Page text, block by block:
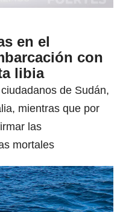
en el
con
libia
de Sudán,
mientras que por
las
mortales